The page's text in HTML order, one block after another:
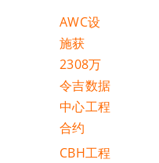
AWC设
施获
2308万
令吉数据
中心工程
合约
CBH工程